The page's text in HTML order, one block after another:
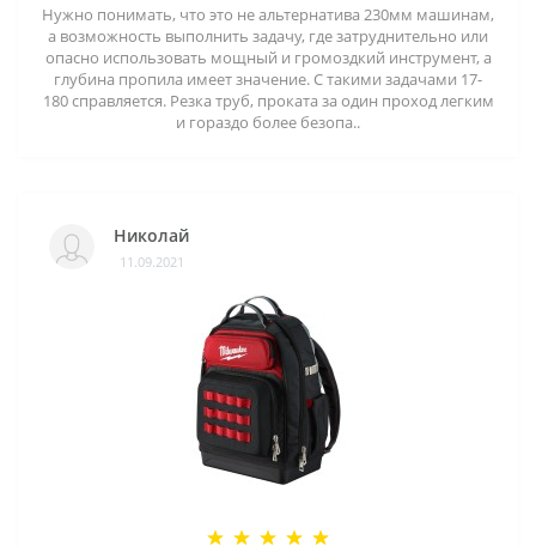
Нужно понимать, что это не альтернатива 230мм машинам,
а возможность выполнить задачу, где затруднительно или
опасно использовать мощный и громоздкий инструмент, а
глубина пропила имеет значение. С такими задачами 17-
180 справляется. Резка труб, проката за один проход легким
и гораздо более безопа..
Николай
11.09.2021